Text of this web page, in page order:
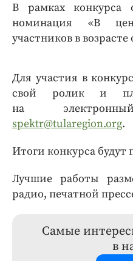
В рамках конкурса
номинация «В
участников в
Для участия в
свой ролик и
на
spektr@tularegion.org.
Итоги конкурса будут
Лучшие работы
радио, печатной
Самые
в